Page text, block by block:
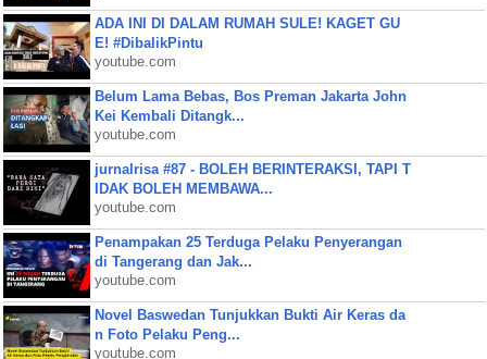
ADA INI DI DALAM RUMAH SULE! KAGET GU
E! #DibalikPintu
youtube.com
Belum Lama Bebas, Bos Preman Jakarta John
Kei Kembali Ditangk...
youtube.com
jurnalrisa #87 - BOLEH BERINTERAKSI, TAPI T
IDAK BOLEH MEMBAWA...
youtube.com
Penampakan 25 Terduga Pelaku Penyerangan
di Tangerang dan Jak...
youtube.com
Novel Baswedan Tunjukkan Bukti Air Keras da
n Foto Pelaku Peng...
youtube.com